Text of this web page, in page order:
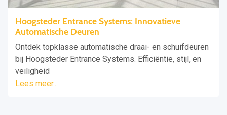
Hoogsteder Entrance Systems: Innovatieve
Automatische Deuren
Ontdek topklasse automatische draai- en schuifdeuren
bij Hoogsteder Entrance Systems. Efficiëntie, stijl, en
veiligheid
Lees meer...